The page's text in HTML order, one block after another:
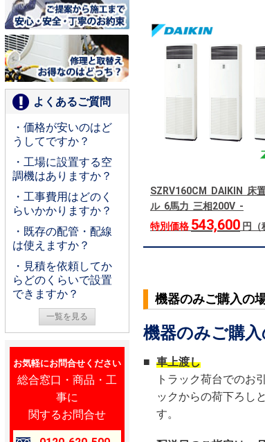
よくあるご質問
・価格が安いのはど
うしてですか？
・工場に設置する空
調機はありますか？
・工事費用はどのく
らいかかりますか？
・既存の配管・配線
は使えますか？
・見積を依頼してか
らどのくらいで設置
できますか？
一覧を見る
お気軽にお問合せください
総合窓口・商品・工
事に
関するお問合せ
SZRV160CM DAIKIN 床
ル 6馬力 三相200V -
特別価格 543,600 円（
機器のみご購入の
機器のみご購
■ 車上渡し
トラック荷台でのお
ックからの荷下ろし
す。